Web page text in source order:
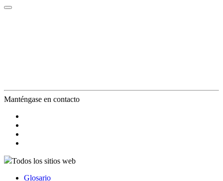
Manténgase en contacto
Todos los sitios web
Glosario